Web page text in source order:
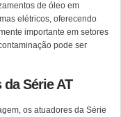
de óleo em
elétricos, oferecendo
importante em setores
pode ser
Série AT
os atuadores da Série